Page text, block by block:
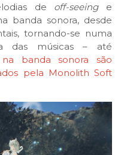
de off-seeinge
banda sonora, desde
tornando-se numa
das músicas – até
banda sonora são
pela Monolith Soft